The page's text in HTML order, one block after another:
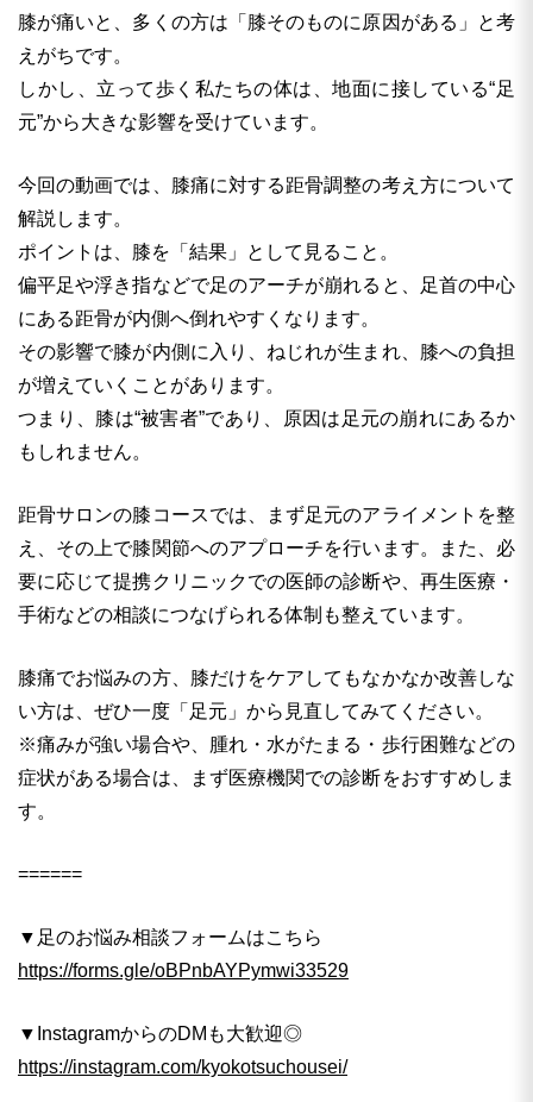
膝が痛いと、多くの方は「膝そのものに原因がある」と考
えがちです。
しかし、立って歩く私たちの体は、地面に接している“足
元”から大きな影響を受けています。
今回の動画では、膝痛に対する距骨調整の考え方について
解説します。
ポイントは、膝を「結果」として見ること。
偏平足や浮き指などで足のアーチが崩れると、足首の中心
にある距骨が内側へ倒れやすくなります。
その影響で膝が内側に入り、ねじれが生まれ、膝への負担
が増えていくことがあります。
つまり、膝は“被害者”であり、原因は足元の崩れにあるか
もしれません。
距骨サロンの膝コースでは、まず足元のアライメントを整
え、その上で膝関節へのアプローチを行います。また、必
要に応じて提携クリニックでの医師の診断や、再生医療・
手術などの相談につなげられる体制も整えています。
膝痛でお悩みの方、膝だけをケアしてもなかなか改善しな
い方は、ぜひ一度「足元」から見直してみてください。
※痛みが強い場合や、腫れ・水がたまる・歩行困難などの
症状がある場合は、まず医療機関での診断をおすすめしま
す。
======
▼足のお悩み相談フォームはこちら
https://forms.gle/oBPnbAYPymwi33529
▼InstagramからのDMも大歓迎◎
https://instagram.com/kyokotsuchousei/